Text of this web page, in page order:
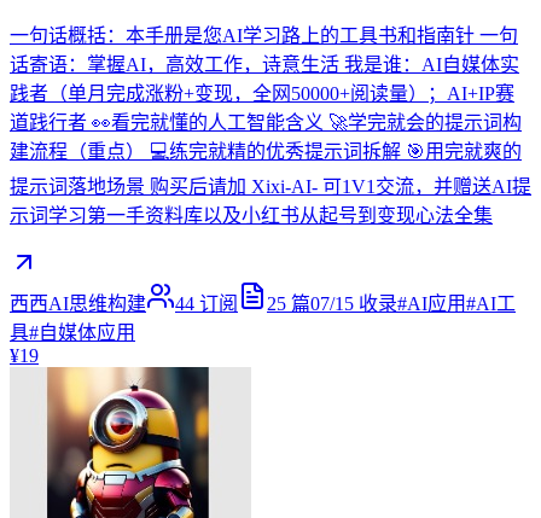
一句话概括：本手册是您AI学习路上的工具书和指南针 一句
话寄语：掌握AI，高效工作，诗意生活 我是谁：AI自媒体实
践者（单月完成涨粉+变现，全网50000+阅读量）；AI+IP赛
道践行者 👀看完就懂的人工智能含义 🚀学完就会的提示词构
建流程（重点） 💻练完就精的优秀提示词拆解 🎯用完就爽的
提示词落地场景 购买后请加 Xixi-AI- 可1V1交流，并赠送AI提
示词学习第一手资料库以及小红书从起号到变现心法全集
西西AI思维构建 44 订阅 25 篇07/15 收录#AI应用#AI工
具#自媒体应用
¥19